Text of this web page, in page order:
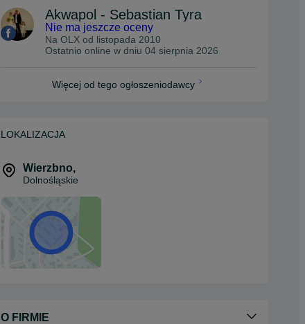
Akwapol - Sebastian Tyra
Nie ma jeszcze oceny
Na OLX od listopada 2010
Ostatnio online w dniu 04 sierpnia 2026
Więcej od tego ogłoszeniodawcy
LOKALIZACJA
Wierzbno,
Dolnośląskie
O FIRMIE